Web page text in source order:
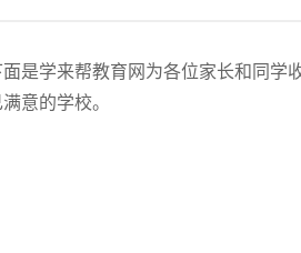
是学来帮教育网为各位家长和同学
意的学校。